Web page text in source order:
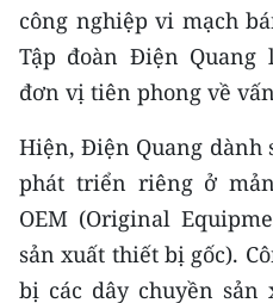
Media Xã hội
Media Pháp luật
Media Du lịch
Media Thế giới
Media Thể thao
Media Giáo dục
công nghiệp vi mạch
Tập đoàn Điện
đơn vị tiên phong về
Hiện, Điện Quang dành
phát triển riêng ở
OEM (Original
sản xuất thiết bị gốc).
bị các dây chuyền sản